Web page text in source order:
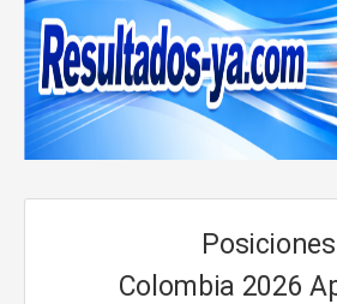
Posiciones
Colombia 2026